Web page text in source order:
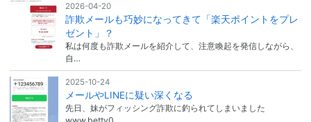
2026-04-20
詐欺メールも巧妙になってきて「楽天ポイントをプレ
ゼント」？
私は何度も詐欺メールを紹介して、注意喚起を発信しながら、
自…
2025-10-24
メールやLINEに疑い深くなる
先日、妹がフィッシング詐欺に釣られてしまいました